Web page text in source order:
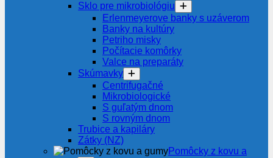
Sklo pre mikrobiológiu
Erlenmeyerove banky s uzáverom
Banky na kultúry
Petriho misky
Počítacie komôrky
Valce na preparáty
Skúmavky
Centrifugačné
Mikrobiologické
S guľatým dnom
S rovným dnom
Trubice a kapiláry
Zátky (NZ)
Pomôcky z kovu a